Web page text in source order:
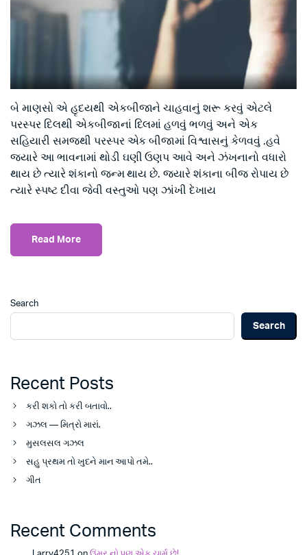
બે માણસો એ હૃદયથી એકબીજાને ચાહવાનું શરૂ કરવું એટલે
પરસ્પર દિલથી એકબીજાનાં દિલમાં હળવું ભળવું અને એક
સહિયારી સમજથી પરસ્પર એક બીજામાં વિશ્વાસનું કેળવવું .હવે
જ્યારે આ ભાવનામાં થોડી ઘણી ઉણપ આવે અને ઝંખનાનો વધારો
થાય છે ત્યારે શંકાનો જન્મ થાય છે. જ્યારે શંકાના બીજ રોપાય છે
ત્યારે સ્પષ્ટ દીવા જેવી વસ્તુઓ પણ ઝાંખી દેખાય
Read More
Search
Search
Recent Posts
કરી શકો તો કરી બતાવો..
ગઝલ — મિત્રો મારાં.
મુસલસલ ગઝલ
સહુ પ્રથમ તો ખુદને માન આપો તમે..
ગીત
Recent Comments